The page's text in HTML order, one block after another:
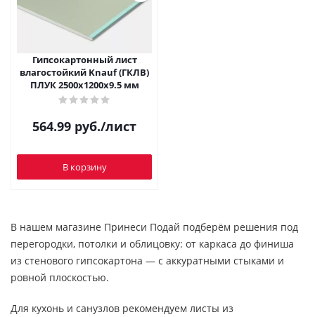
Гипсокартонный лист
влагостойкий Knauf (ГКЛВ)
ПЛУК 2500x1200х9.5 мм
564.99 руб./лист
В корзину
В нашем магазине Принеси Подай подберём решения под
перегородки, потолки и облицовку: от каркаса до финиша
из стенового гипсокартона — с аккуратными стыками и
ровной плоскостью.
Для кухонь и санузлов рекомендуем листы из